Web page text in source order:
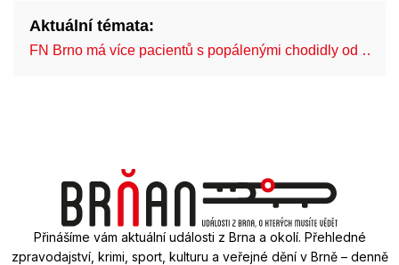
Aktuální témata:
FN Brno má více pacientů s popálenými chodidly od …
Přinášíme vám aktuální události z Brna a okolí. Přehledné
zpravodajství, krimi, sport, kulturu a veřejné dění v Brně – denně